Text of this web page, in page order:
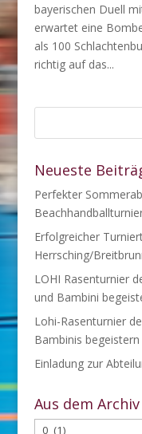
bayerischen Duell
erwartet eine
als 100
richtig auf das...
Neueste
Perfekter
Erfolgreicher
Herrsching/
LOHI Rasenturnier
und Bambini
Lohi-Rasenturnier
Bambinis
Einladung zur
Aus dem Archiv
Aus